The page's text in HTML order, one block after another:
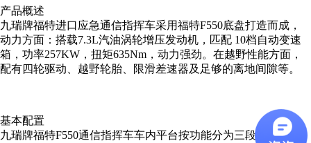
产品概述
九瑞牌福特进口应急通信指挥车采用福特F550底盘打造而成，
动力方面：搭载7.3L汽油涡轮增压发动机，匹配 10档自动变速
箱，功率257KW，扭矩635Nm，动力强劲。在越野性能方面，
配有四轮驱动、越野轮胎、限滑差速器及足够的离地间隙等。
基本配置
九瑞牌福特F550通信指挥车车内平台按功能分为三段，前部驾